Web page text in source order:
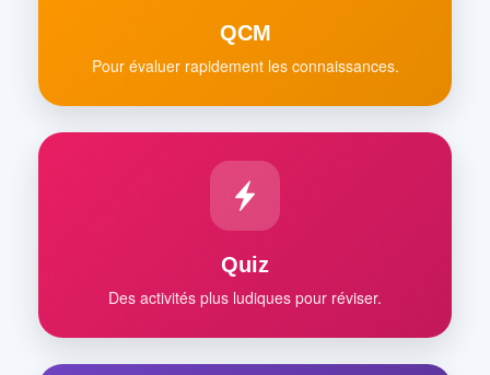
QCM
Pour évaluer rapidement les connaissances.
Quiz
Des activités plus ludiques pour réviser.